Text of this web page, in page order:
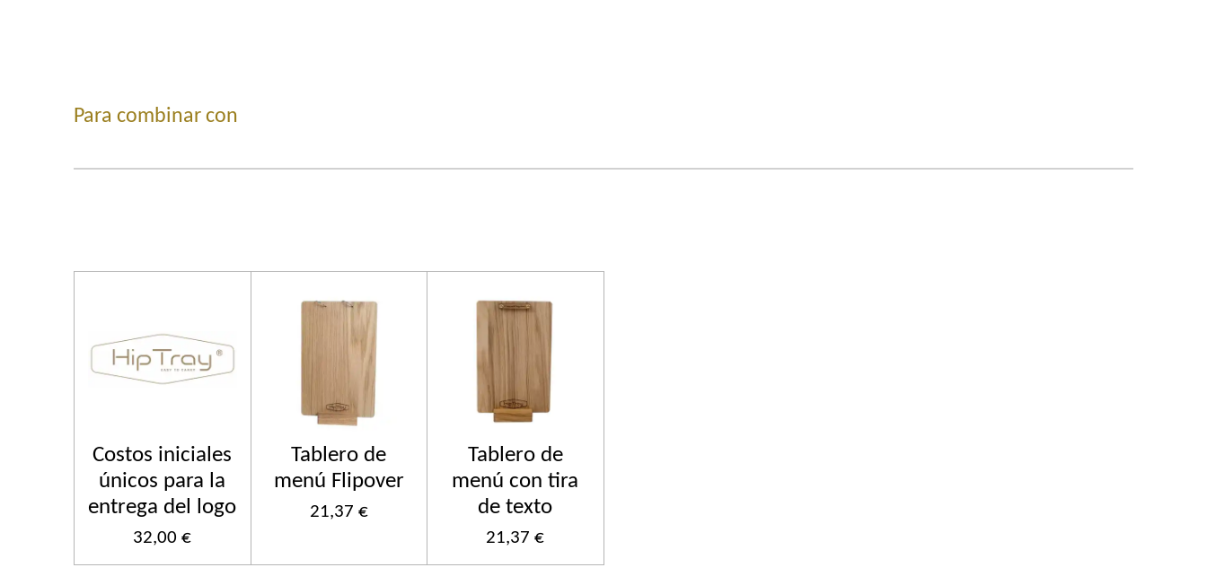
Para combinar con
Costos iniciales
únicos para la
entrega del logo
32,00 €
Tablero de
menú Flipover
21,37 €
Tablero de
menú con tira
de texto
21,37 €